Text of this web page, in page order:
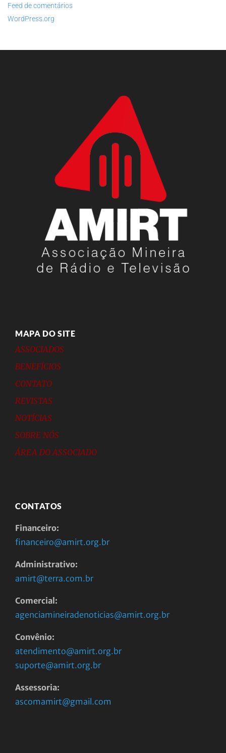
Feed de comentários
WordPress.org
MAPA DO SITE
ASSOCIADOS
BENEFÍCIOS
CONTATO
REVISTAS
NOTÍCIAS
SOBRE NÓS
ÁREA DO ASSOCIADO
CONTATOS
Financeiro:
financeiro@amirt.org.br
Administrativo:
amirt@terra.com.br
Comercial:
agenciamineiradenoticias@amirt.org.br
Convênio:
atendimento@amirt.org.br
suporte@amirt.org.br
Assessoria:
ascomamirt@gmail.com